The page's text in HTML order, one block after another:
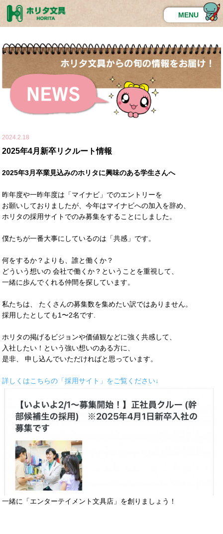
MENU
2024.2.18
2025年4月新卒リクルート情報
2025年3月卒業見込みのホリタに興味のある学生さんへ
昨年度や一昨年度は「マイナビ」でのエントリーを
お願いしておりましたが、今年はマイナビへの加入を辞め、
ホリタの採用サイトでのみ募集をすることにしました。
僕たちが一番大事にしているのは「共感」です。
何をするか？よりも、誰と働くか？
どういう想いの 会社で働くか？ということを重視して、
一緒に歩んでくれる仲間を探しています。
私たちは、 たくさんの募集数を集めたい訳ではありません。
採用したとしても1〜2名です.
ホリタの掲げるビジョンや価値観などに強く共感して、
入社したい！という強い想いのある方に、
是非、 申し込んでいただければと思っています。
詳しくはこちらの「採用サイト」をご覧ください↓
一緒に「エンターテイメント文具店」を創りましょう！